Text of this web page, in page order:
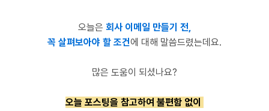
오늘은 회사 이메일 만들기 전,
꼭 살펴보아야 할 조건에 대해 말씀드렸는데요.
많은 도움이 되셨나요?
오늘 포스팅을 참고하여 불편함 없이